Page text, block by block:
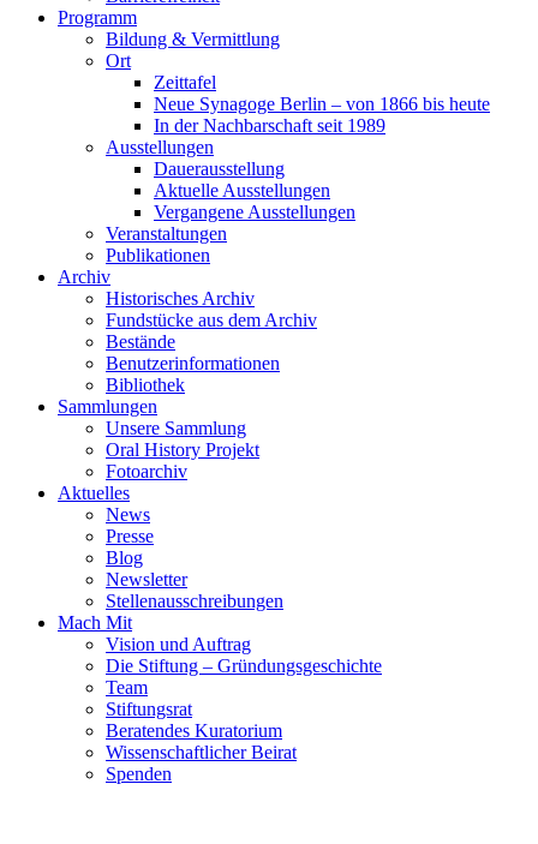
Programm
Bildung & Vermittlung
Ort
Zeittafel
Neue Synagoge Berlin – von 1866 bis heute
In der Nachbarschaft seit 1989
Ausstellungen
Dauerausstellung
Aktuelle Ausstellungen
Vergangene Ausstellungen
Veranstaltungen
Publikationen
Archiv
Historisches Archiv
Fundstücke aus dem Archiv
Bestände
Benutzerinformationen
Bibliothek
Sammlungen
Unsere Sammlung
Oral History Projekt
Fotoarchiv
Aktuelles
News
Presse
Blog
Newsletter
Stellenausschreibungen
Mach Mit
Vision und Auftrag
Die Stiftung – Gründungsgeschichte
Team
Stiftungsrat
Beratendes Kuratorium
Wissenschaftlicher Beirat
Spenden